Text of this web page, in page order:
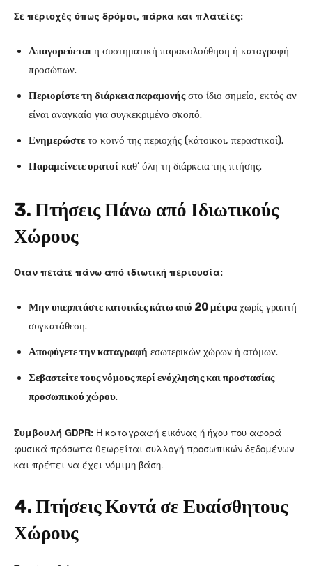
Σε περιοχές όπως δρόμοι, πάρκα και πλατείες:
Απαγορεύεται η συστηματική παρακολούθηση ή καταγραφή
προσώπων.
Περιορίστε τη διάρκεια παραμονήςστο ίδιο σημείο, εκτός αν
είναι αναγκαίο για συγκεκριμένο σκοπό.
Ενημερώστε το κοινό της περιοχής (κάτοικοι, περαστικοί).
Παραμείνετε ορατοί καθ’ όλη τη διάρκεια της πτήσης.
3. Πτήσεις Πάνω από Ιδιωτικούς
Χώρους
Όταν πετάτε πάνω από ιδιωτική περιουσία:
Μην υπερπτάστε κατοικίες κάτω από 20 μέτραχωρίς γραπτή
συγκατάθεση.
Αποφύγετε την καταγραφή εσωτερικών χώρων ή ατόμων.
Σεβαστείτε τους νόμους περί ενόχλησης και προστασίας
προσωπικού χώρου.
Συμβουλή GDPR: Η καταγραφή εικόνας ή ήχου που αφορά
φυσικά πρόσωπα θεωρείται συλλογή προσωπικών δεδομένων
και πρέπει να έχει νόμιμη βάση.
4. Πτήσεις Κοντά σε Ευαίσθητους
Χώρους